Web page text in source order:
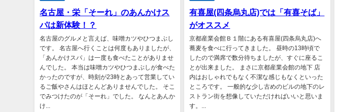
名古屋・栄「そーれ」のあんかけス
パは新体験！？
名古屋のグルメと言えば、味噌カツやひつまぶし
です。 名古屋へ行くことは何度もありましたが、
「あんかけスパ」は一度も食べたことがありませ
んでした。 本当は味噌カツやひつまぶしが食べた
かったのですが、時刻が23時とあって営業してい
るご飯やさんはほとんどありませんでした。 そこ
でみつけたのが「そーれ」でした。 なんとあんか
け...
有喜屋(四条烏丸店)では「有喜そば」
がオススメ
京都産業会館Ｂ１階にある有喜屋(四条烏丸店)へ
蕎麦を食べに行ってきました。 昼時の13時頃で
したので満席で数分待ちましたが、すぐに座るこ
とが出来ました。 まさに京都産業会館の地下 店
内はおしゃれでもなく不潔な感じもなくといった
ところです。 一般的な少し古めのビルの地下のレ
ストラン街を想像していただければいいと思いま
す。...